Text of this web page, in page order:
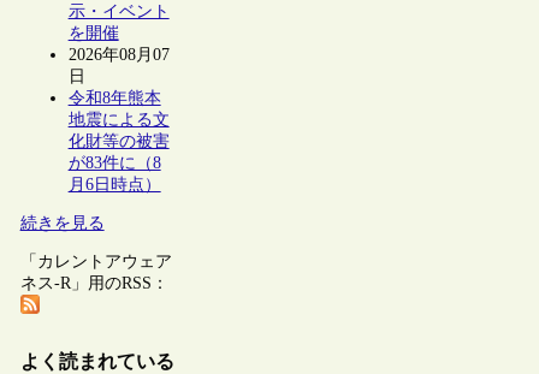
示・イベント
を開催
2026年08月07
日
令和8年熊本
地震による文
化財等の被害
が83件に（8
月6日時点）
続きを見る
「カレントアウェア
ネス-R」用のRSS：
よく読まれている